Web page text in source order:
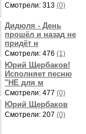
Смотрели: 313 (0)
Дидюля - День
прошёл и назад не
придёт н
Смотрели: 476 (1)
Юрий Щербаков!
Исполняет песню
"НЕ для м
Смотрели: 477 (0)
Юрий Щербаков
Смотрели: 207 (0)